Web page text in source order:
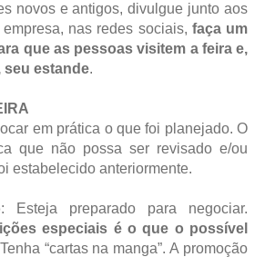
novos e antigos, divulgue junto aos
nas redes sociais, faça um
que as pessoas visitem a feira e,
seu estande.
em prática o que foi planejado. O
que não possa ser revisado e/ou
estabelecido anteriormente.
: Esteja preparado para negociar.
especiais é o que o possível
“cartas na manga”. A promoção